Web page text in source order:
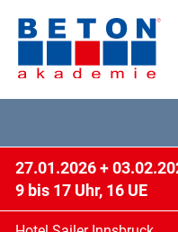
27.01.2026 +
9 bis 17 Uhr, 16 UE